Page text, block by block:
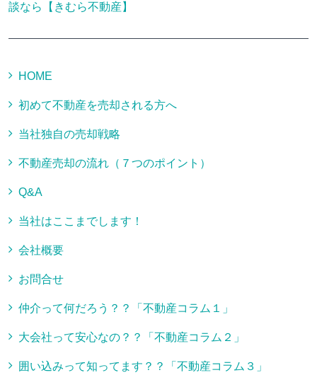
談なら【きむら不動産】
HOME
初めて不動産を売却される方へ
当社独自の売却戦略
不動産売却の流れ（７つのポイント）
Q&A
当社はここまでします！
会社概要
お問合せ
仲介って何だろう？？「不動産コラム１」
大会社って安心なの？？「不動産コラム２」
囲い込みって知ってます？？「不動産コラム３」